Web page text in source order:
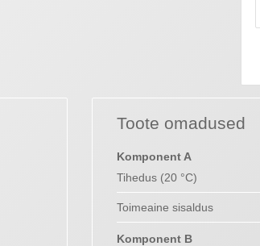
Toote omadused
Komponent A
Tihedus (20 °C)
Toimeaine sisaldus
Komponent B